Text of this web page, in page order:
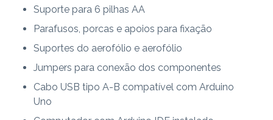
Suporte para 6 pilhas AA
Parafusos, porcas e apoios para fixação
Suportes do aerofólio e aerofólio
Jumpers para conexão dos componentes
Cabo USB tipo A-B compatível com Arduino
Uno